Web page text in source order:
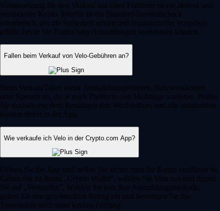
Voraussetzung für den Verkauf auf einer Plattform ist ein aktives und
verifiziertes Konto. Hierfür ist ein Standard-Identitätscheck
erforderlich, der die Sicherheit erhöht und regulatorische Vorgaben
erfüllt, bevor Sie Trades oder Auszahlungen vornehmen können.
Fallen beim Verkauf von Velo-Gebühren an?
Beim Verkauf fallen meist Transaktionsgebühren, Netzwerkkosten
oder Spreads an, die je nach Plattform und Marktlage variieren. Prüfen
Sie deshalb vor dem Bestätigen den Wechselkurs und alle anfallenden
Kosten direkt in der App.
Wie verkaufe ich Velo in der Crypto.com App?
Öffnen Sie die App und stellen Sie sicher, dass Ihr Konto verifiziert ist.
Gehen Sie zu Ihrem „Crypto Wallet“, wählen Sie Velo aus und tippen
Sie auf „Verkaufen“. Wählen Sie nun Ihre Auszahlungsmethode,
geben Sie den gewünschten Betrag ein und bestätigen Sie die
Transaktion nach einer kurzen Prüfung.